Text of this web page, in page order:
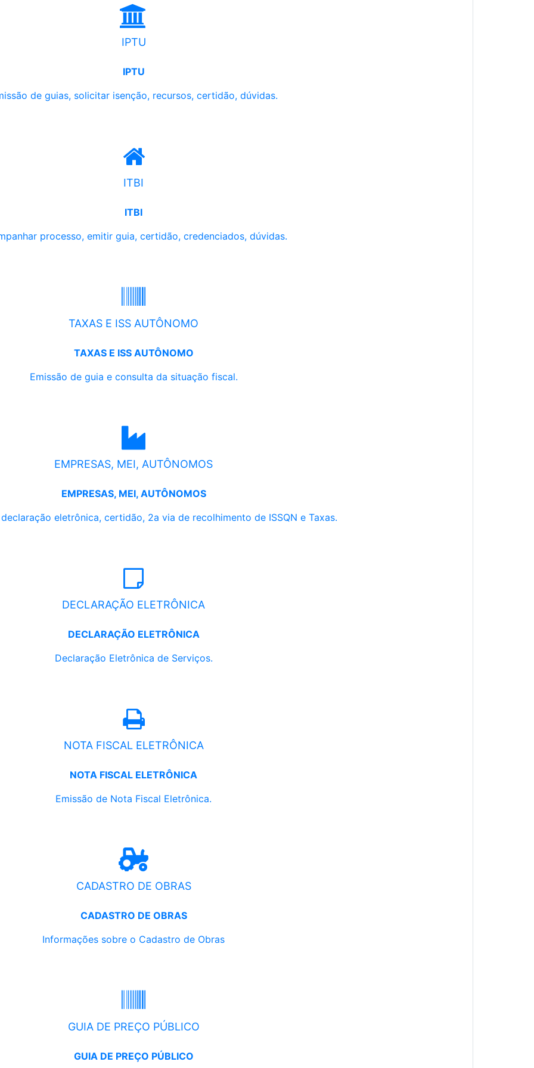
IPTU
IPTU
de guias, solicitar isenção, recursos, certidão, dúvidas.
ITBI
ITBI
processo, emitir guia, certidão, credenciados, dúvidas.
TAXAS E ISS AUTÔNOMO
TAXAS E ISS AUTÔNOMO
Emissão de guia e consulta da situação fiscal.
EMPRESAS, MEI, AUTÔNOMOS
EMPRESAS, MEI, AUTÔNOMOS
eletrônica, certidão, 2a via de recolhimento de ISSQN e Taxas.
DECLARAÇÃO ELETRÔNICA
DECLARAÇÃO ELETRÔNICA
Declaração Eletrônica de Serviços.
NOTA FISCAL ELETRÔNICA
NOTA FISCAL ELETRÔNICA
Emissão de Nota Fiscal Eletrônica.
CADASTRO DE OBRAS
CADASTRO DE OBRAS
Informações sobre o Cadastro de Obras
GUIA DE PREÇO PÚBLICO
GUIA DE PREÇO PÚBLICO